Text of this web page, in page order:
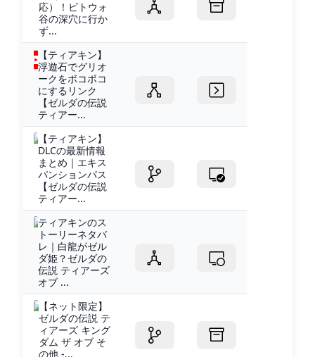
応）！ビトウォ
谷の深穴に行か
ず...
【ティアキン】
浮遊石でグリオ
ークをボコボコ
にするリンク
【ゼルダの伝説
ティアー...
【ティアキン】
DLCの最新情報
まとめ｜エキス
パンションパス
【ゼルダの伝説
ティアー...
ティアキンのス
トーリーネタバ
レ｜白龍がゼル
ダ姫？ゼルダの
伝説 ティアーズ
オブ ...
【ネット限定】
ゼルダの伝説 テ
ィアーズ キング
ダム ザ オブ そ
の他 -...